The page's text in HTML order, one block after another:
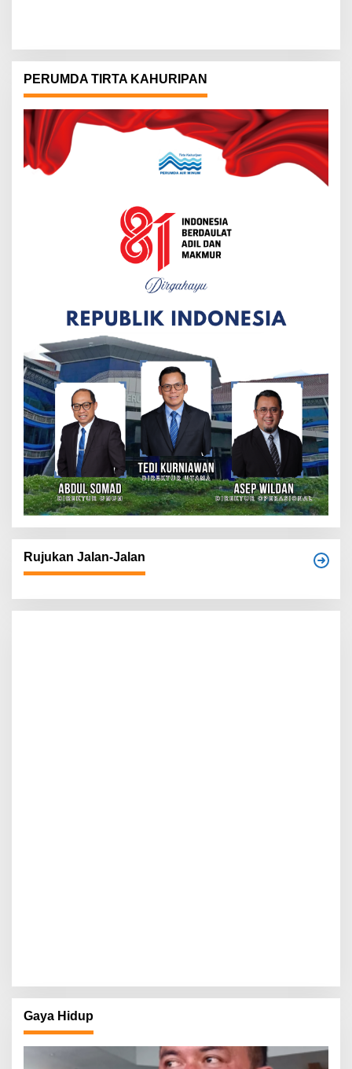
PERUMDA TIRTA KAHURIPAN
Rujukan Jalan-Jalan
Gaya Hidup